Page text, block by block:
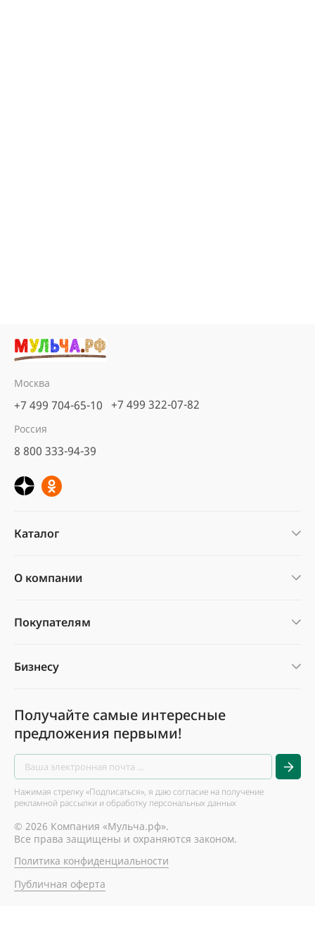
Москва
+7 499 704-65-10 +7 499 322-07-82
Россия
8 800 333-94-39
Каталог
О компании
Покупателям
Бизнесу
Получайте самые интересные
предложения первыми!
Нажимая стрелку «Подписаться», я даю согласие на получение
рекламной рассылки и обработку персональных данных
© 2026 Компания «Мульча.рф».
Все права защищены и охраняются законом.
Политика конфиденциальности
Публичная оферта